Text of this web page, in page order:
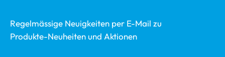
Regelmässige Neuigkeiten per E-Mail zu
Produkte-Neuheiten und Aktionen